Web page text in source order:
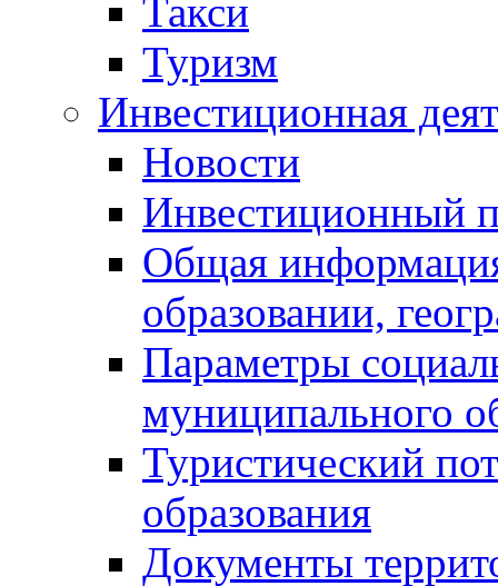
Такси
Туризм
Инвестиционная
Новости
Инвестиционный
Общая
образовании,
Параметры
муниципального
Туристический
образования
Документы